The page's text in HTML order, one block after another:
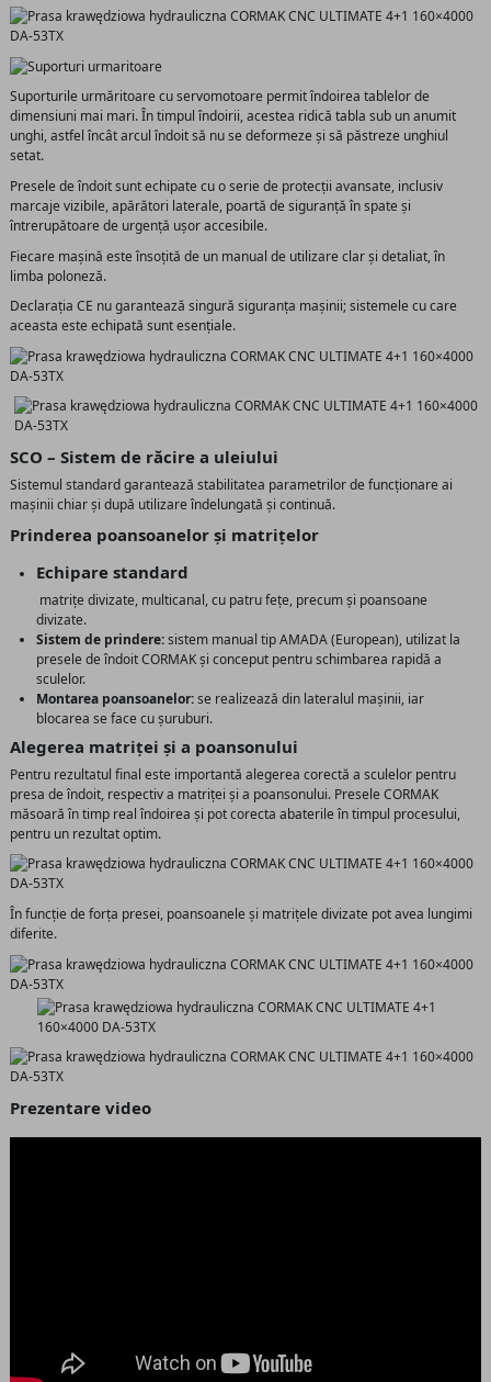
Suporturile urmăritoare cu servomotoare permit îndoirea tablelor de
dimensiuni mai mari. În timpul îndoirii, acestea ridică tabla sub un anumit
unghi, astfel încât arcul îndoit să nu se deformeze și să păstreze unghiul
setat.
Presele de îndoit sunt echipate cu o serie de protecții avansate, inclusiv
marcaje vizibile, apărători laterale, poartă de siguranță în spate și
întrerupătoare de urgență ușor accesibile.
Fiecare mașină este însoțită de un manual de utilizare clar și detaliat, în
limba poloneză.
Declarația CE nu garantează singură siguranța mașinii; sistemele cu care
aceasta este echipată sunt esențiale.
SCO – Sistem de răcire a uleiului
Sistemul standard garantează stabilitatea parametrilor de funcționare ai
mașinii chiar și după utilizare îndelungată și continuă.
Prinderea poansoanelor și matrițelor
Echipare standard
matrițe divizate, multicanal, cu patru fețe, precum și poansoane
divizate.
Sistem de prindere:sistem manual tip AMADA (European), utilizat la
presele de îndoit CORMAK și conceput pentru schimbarea rapidă a
sculelor.
Montarea poansoanelor:se realizează din lateralul mașinii, iar
blocarea se face cu șuruburi.
Alegerea matriței și a poansonului
Pentru rezultatul final este importantă alegerea corectă a sculelor pentru
presa de îndoit, respectiv a matriței și a poansonului. Presele CORMAK
măsoară în timp real îndoirea și pot corecta abaterile în timpul procesului,
pentru un rezultat optim.
În funcție de forța presei, poansoanele și matrițele divizate pot avea lungimi
diferite.
Prezentare video